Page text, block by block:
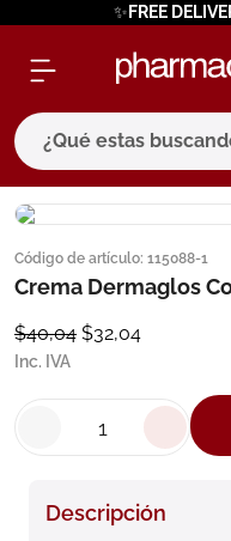
✨FREE
¿Qué estas buscando?
Código de artículo: 115088-1
Crema Dermaglos
$40,04 $32,04
Inc. IVA
Descripción
términos más
1. eucerin
bioderma
cerave
7. isdin